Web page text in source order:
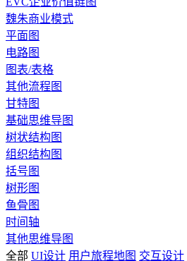
魏朱商业模式
平面图
电路图
图表/表格
其他流程图
甘特图
基础思维导图
树状结构图
组织结构图
括号图
树形图
鱼骨图
时间轴
其他思维导图
全部 UI设计 用户旅程地图 交互设计